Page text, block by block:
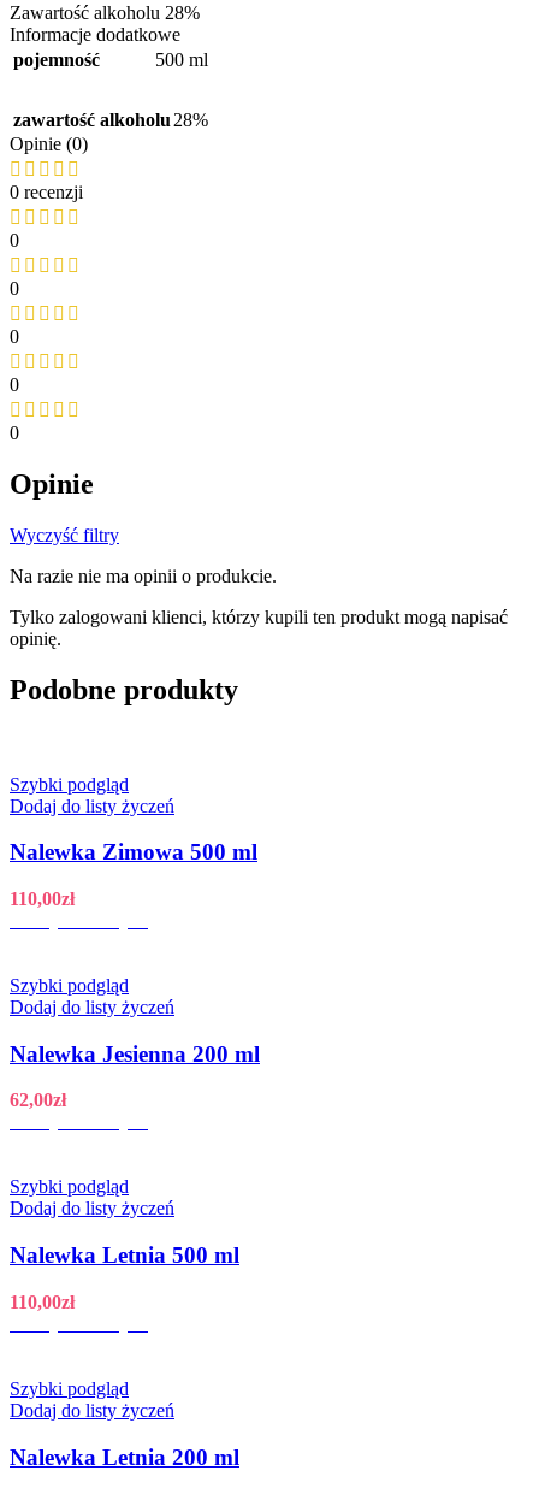
Zawartość alkoholu 28%
Informacje dodatkowe
pojemność
500 ml
zawartość alkoholu 28%
Opinie (0)
0 recenzji
0
0
0
0
0
Opinie
Wyczyść filtry
Na razie nie ma opinii o produkcie.
Tylko zalogowani klienci, którzy kupili ten produkt mogą napisać
opinię.
Podobne produkty
Szybki podgląd
Dodaj do listy życzeń
Nalewka Zimowa 500 ml
110,00zł
Szybki podgląd
Dodaj do listy życzeń
Nalewka Jesienna 200 ml
62,00zł
Szybki podgląd
Dodaj do listy życzeń
Nalewka Letnia 500 ml
110,00zł
Szybki podgląd
Dodaj do listy życzeń
Nalewka Letnia 200 ml